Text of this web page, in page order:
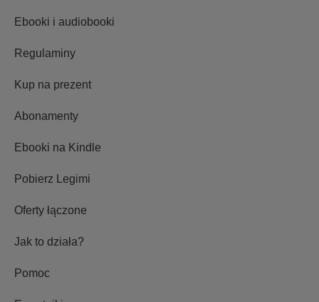
Ebooki i audiobooki
Regulaminy
Kup na prezent
Abonamenty
Ebooki na Kindle
Pobierz Legimi
Oferty łączone
Jak to działa?
Pomoc